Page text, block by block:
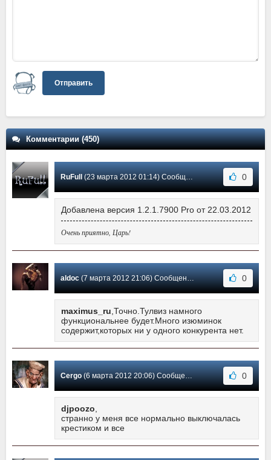
Отправить
Комментарии (450)
RuFull (23 марта 2012 01:14) Сообщение #179 0
Добавлена версия 1.2.1.7900 Pro от 22.03.2012
Очень приятно, Царь!
aldoc(7 марта 2012 21:06) Сообщение #178 0
maximus_ru,Точно.Тулвиз намного
функциональнее будет.Много изюминок
содержит,которых ни у одного конкурента нет.
Cergo(6 марта 2012 20:06) Сообщение #177 0
djpoozo,
странно у меня все нормально выключалась
крестиком и все